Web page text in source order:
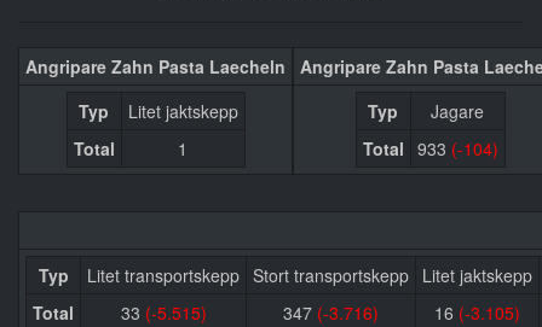
Angripare Zahn Pasta Laecheln
Typ
Litet jaktskepp
Total
1
Angripare Zahn Pasta
Typ
Jagare
Total 933 (-104)
Typ Litet transportskepp Stort transportskepp Litet jaktskepp
Total
33 (-5.515) 347 (-3.716) 16 (-3.105)